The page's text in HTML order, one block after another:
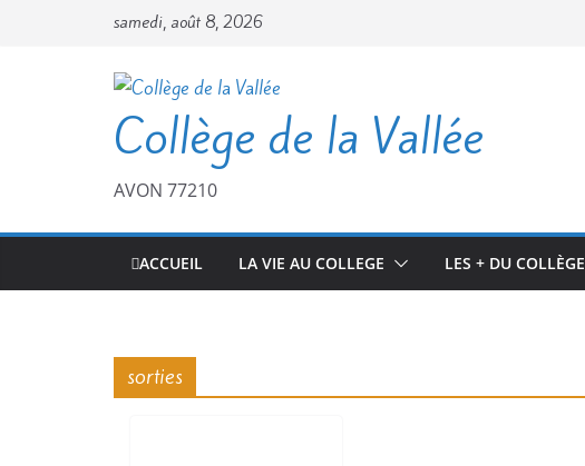
samedi, août 8, 2026
Collège de la Vallée
AVON 77210
ACCUEIL LA VIE AU COLLEGE LES + DU COLLÈGE
sorties